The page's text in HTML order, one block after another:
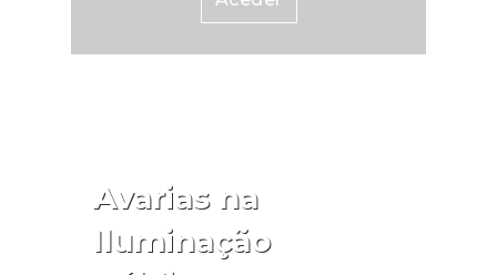
Avarias na
Iluminação